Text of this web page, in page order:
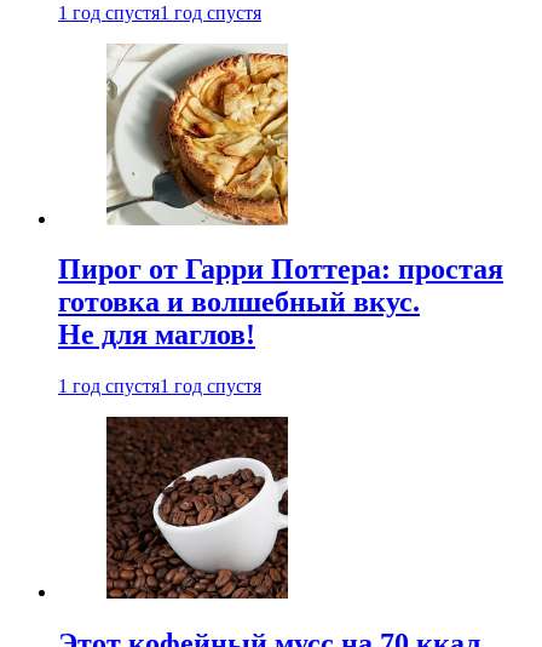
1 год спустя1 год спустя
Пирог от Гарри Поттера: простая
готовка и волшебный вкус.
Не для маглов!
1 год спустя1 год спустя